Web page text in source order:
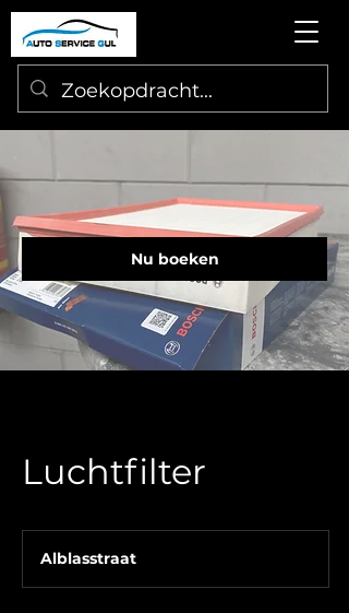
Nu boeken
Luchtfilter
Alblasstraat